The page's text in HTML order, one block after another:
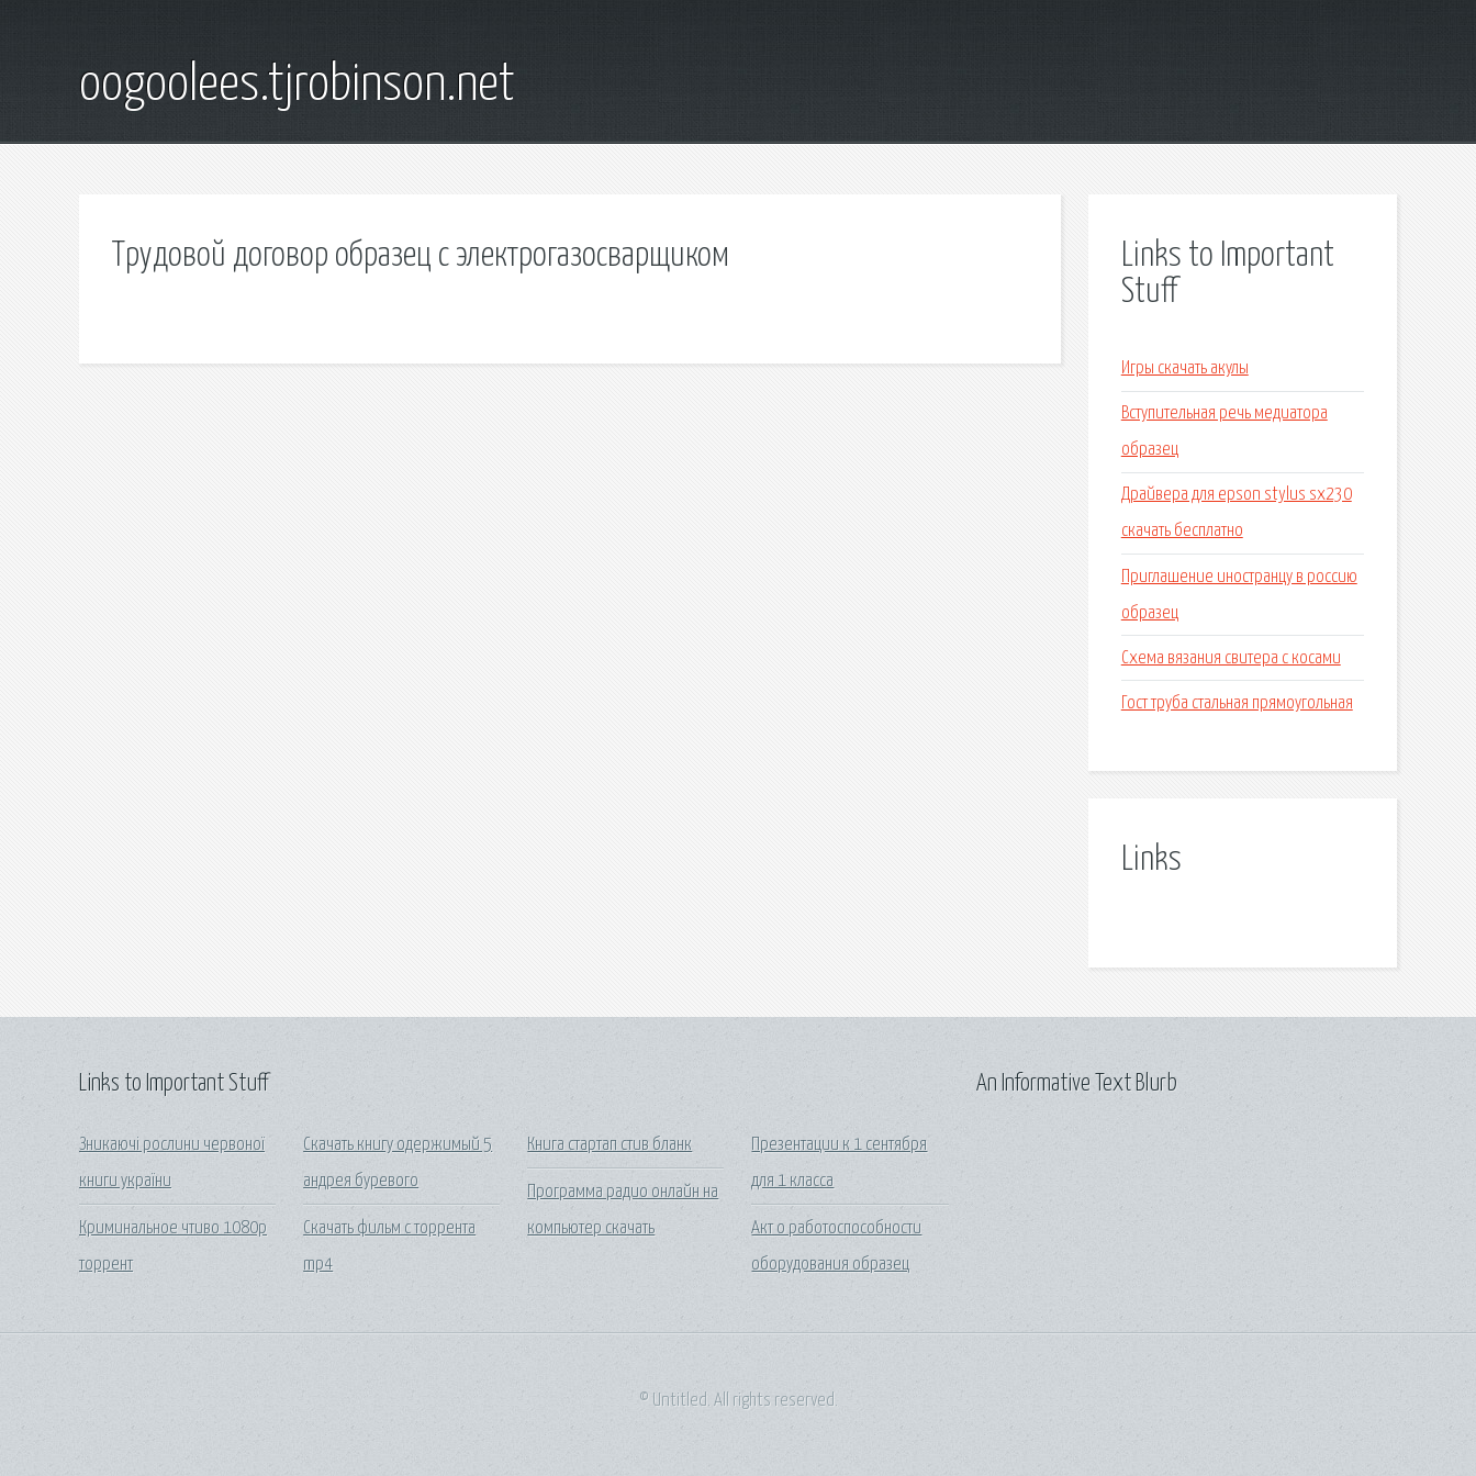
oogoolees.tjrobinson.net
Трудовой договор образец с электрогазосварщиком
Links to Important
Stuff
Игры скачать акулы
Вступительная речь медиатора
образец
Драйвера для epson stylus sx230
скачать бесплатно
Приглашение иностранцу в россию
образец
Схема вязания свитера с косами
Гост труба стальная прямоугольная
Links
Links to Important Stuff
Зникаючі рослини червоної
книги україни
Криминальное чтиво 1080p
торрент
Скачать книгу одержимый 5
андрея буревого
Скачать фильм с торрента
mp4
Книга стартап стив бланк
Программа радио онлайн на
компьютер скачать
Презентации к 1 сентября
для 1 класса
Акт о работоспособности
оборудования образец
An Informative Text Blurb
© Untitled. All rights reserved.